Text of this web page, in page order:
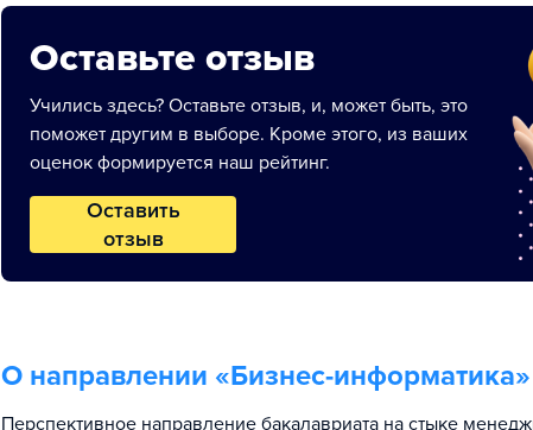
Оставьте отзыв
Учились здесь? Оставьте отзыв, и, может быть, это
поможет другим в выборе. Кроме этого, из ваших
оценок формируется наш рейтинг.
Оставить
отзыв
О направлении «Бизнес-информатика»
Перспективное направление бакалавриата на стыке